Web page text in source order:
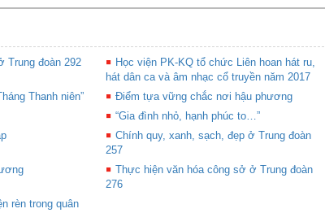
Trung đoàn 292
Học viện PK-KQ tổ chức Liên hoan hát ru,
hát dân ca và âm nhạc cổ truyền năm 2017
Thanh niên”
Điểm tựa vững chắc nơi hậu phương
“Gia đình nhỏ, hạnh phúc to…”
Chính quy, xanh, sạch, đẹp ở Trung đoàn
257
Thực hiện văn hóa công sở ở Trung đoàn
276
rèn trong quân